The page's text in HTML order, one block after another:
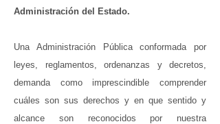
Administración del Estado.
Una Administración Pública conformada por
leyes, reglamentos, ordenanzas y decretos,
demanda como imprescindible comprender
cuáles son sus derechos y en que sentido y
alcance son reconocidos por nuestra